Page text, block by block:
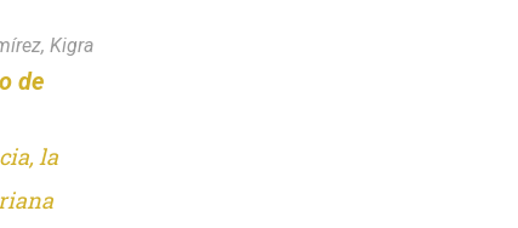
Kigra
de
la